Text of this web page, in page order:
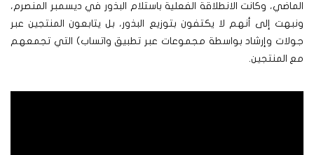
الماضي، وكانت الانطلاقة الفعلية باستلام البذور في ديسمبر المنصرم،
ونبهت إلى أنهم لا يكتفون بتوزيع البذور، بل يتابعون المنتجين عبر
جولات وإرشاد بواسطة مجموعات عبر تطبيق واتساب) التي تجمعهم
مع المنتجين.